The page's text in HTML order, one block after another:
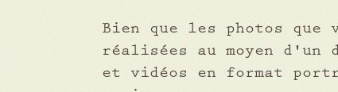
Bien que les photos que
réalisées au moyen d'un
et vidéos en format